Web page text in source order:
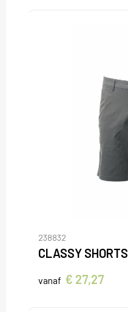
238832
CLASSY SHORTS
vanaf € 27,27